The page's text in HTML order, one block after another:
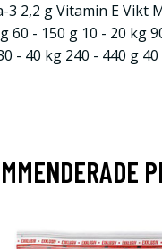
3 2,2 g Vitamin E Vikt
60 - 150 g 10 - 20 kg
- 40 kg 240 - 440 g